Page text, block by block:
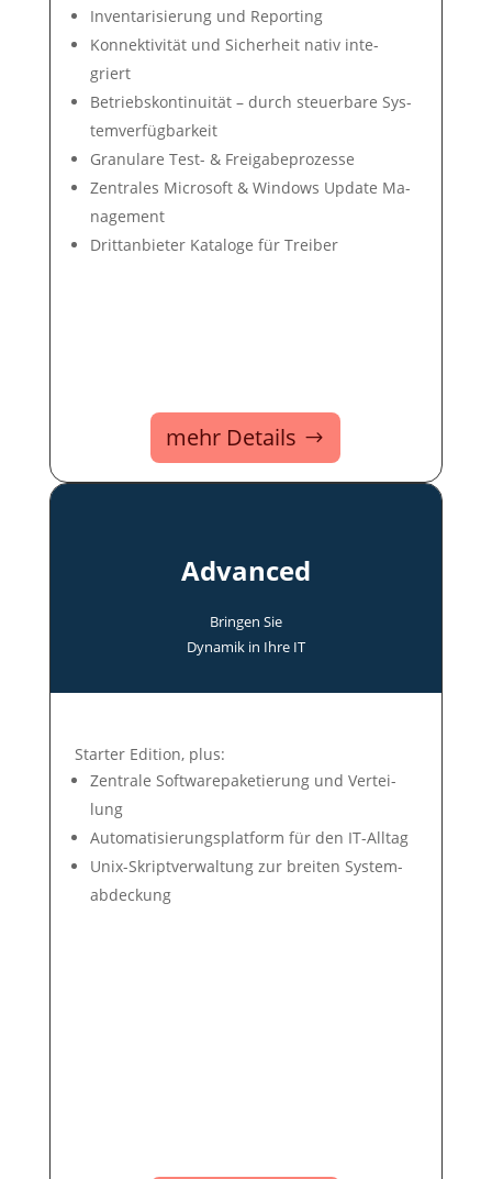
In­ven­tari­sie­rung und Re­por­ting
Konnek­tivi­tät und Si­cher­heit na­tiv in­te­
griert
Betriebs­konti­nui­tät – durch steuer­bare Sys­
tem­ver­füg­bar­keit
Gra­nu­lare Test- & Frei­ga­be­pro­zes­se
Zentrales Microsoft & Win­dows Up­date Ma­
nage­ment
Dritt­an­bie­ter Ka­ta­loge für Trei­ber
mehr Details
Advanced
Bringen Sie
Dyna­mik in Ihre IT
Star­ter Edit­ion, plus:
Zen­tra­le Soft­ware­pa­ke­tie­rung und Ver­tei­
lung
Auto­mati­sie­rungs­plat­form für den IT-All­tag
Unix-Skript­ver­wal­tung zur brei­ten Sys­tem­
ab­deck­ung